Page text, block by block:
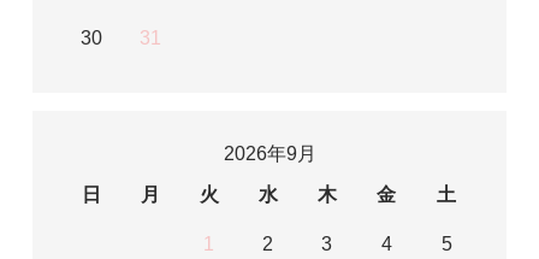
30 31
2026年9月
日
月 火 水 木 金 土
1 2 3 4 5